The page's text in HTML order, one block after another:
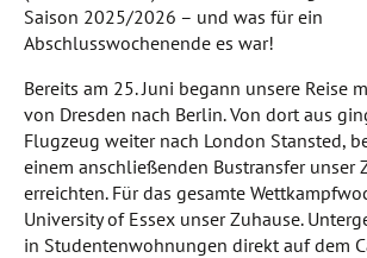
Saison 2025/2026 – und was für ein
Abschlusswochenende es war!
Bereits am 25. Juni begann unsere Reise
von Dresden nach Berlin. Von dort aus
Flugzeug weiter nach London Stansted,
einem anschließenden Bustransfer unser
erreichten. Für das gesamte
University of Essex unser Zuhause.
in Studentenwohnungen direkt auf dem